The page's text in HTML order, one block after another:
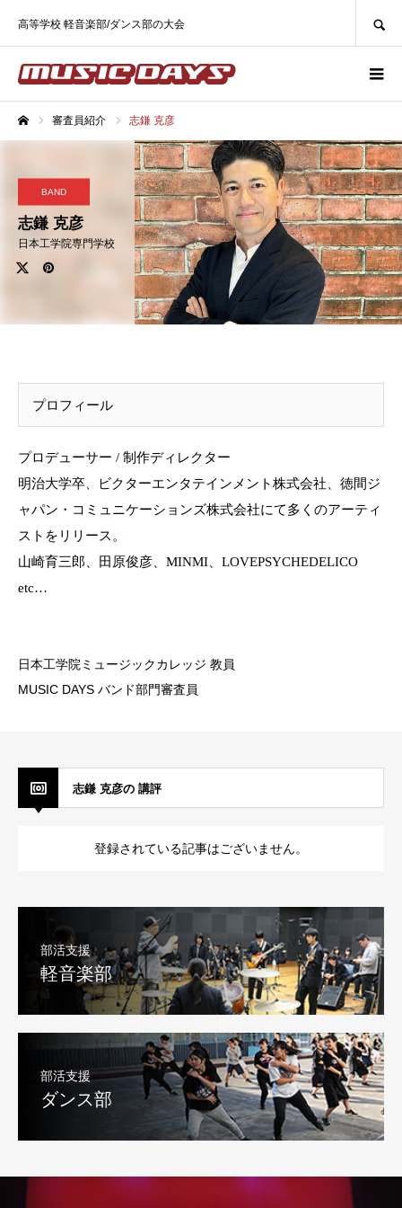
高等学校 軽音楽部/ダンス部の大会
審査員紹介 志鎌 克彦
BAND
志鎌 克彦
日本工学院専門学校
プロフィール
プロデューサー / 制作ディレクター
明治大学卒、
ビクターエンタテインメント株式会社、徳間ジ
ャパン・コミュニケーションズ株式会社にて多くのアーティ
ストをリリース。
山崎育三郎、田原俊彦、 MINMI、 LOVEPSYCHEDELICO
etc…
日本工学院ミュージックカレッジ 教員
MUSIC DAYS バンド部門審査員
志鎌 克彦の 講評
登録されている記事はございません。
部活支援
軽音楽部
部活支援
ダンス部